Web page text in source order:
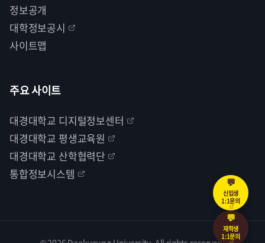
정보공개
대학정보공시
사이트맵
주요 사이트
대경대학교 디지털정보센터
대경대학교 평생교육원
대경대학교 산학협력단
통합정보시스템
💬
신입생
1:1문의
💬
재학생
1:1문의